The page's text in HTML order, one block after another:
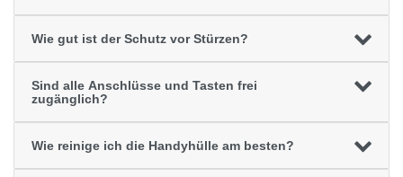
Wie gut ist der Schutz vor Stürzen?
Sind alle Anschlüsse und Tasten frei
zugänglich?
Wie reinige ich die Handyhülle am besten?